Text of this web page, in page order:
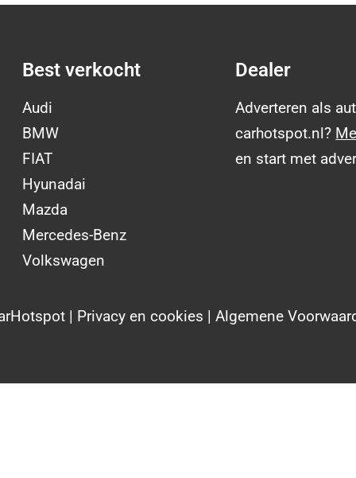
Best verkocht
Audi
BMW
FIAT
Hyunadai
Mazda
Mercedes-Benz
Volkswagen
Dealer
Adverteren als
carhotspot.nl?
en start met
| Privacy en cookies | Algemene